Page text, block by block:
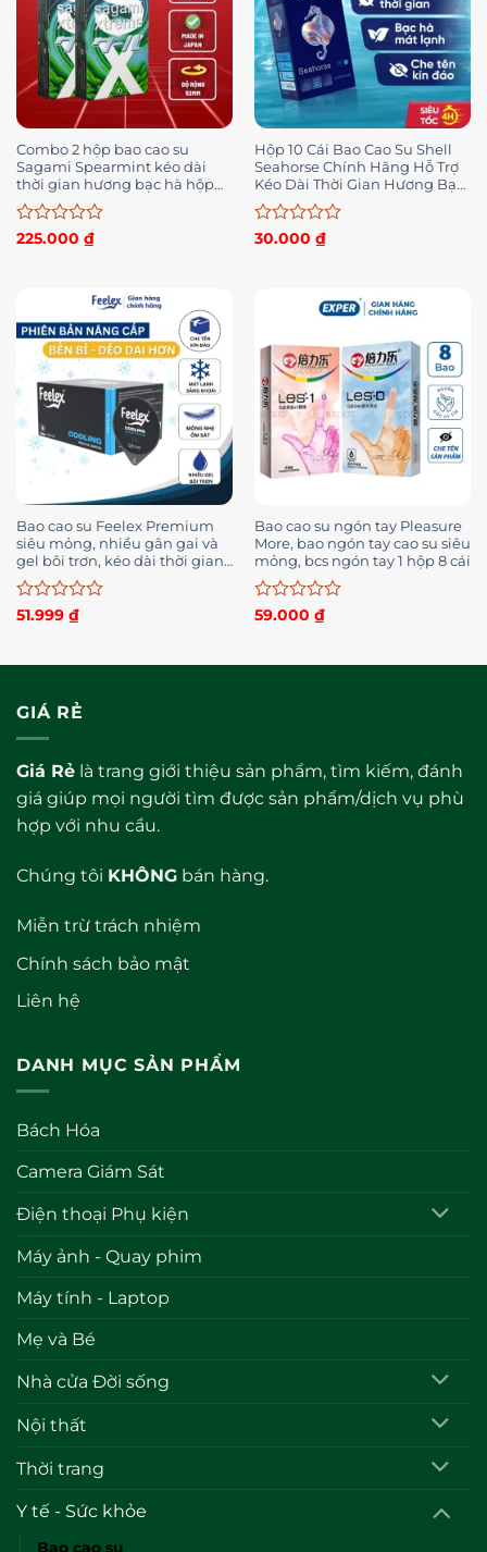
Combo 2 hộp bao cao su
Sagami Spearmint kéo dài
thời gian hương bạc hà hộp
10c
Được
sao
225.000 ₫
Hộp 10 Cái Bao Cao Su Shell
Seahorse Chính Hãng Hỗ Trợ
Kéo Dài Thời Gian Hương Bạc
Hà The Mát
Được
30.000 ₫
Bao cao su Feelex Premium
siêu mỏng, nhiều gân gai và
gel bôi trơn, kéo dài thời gian,
bản cao cấp hộp 10 bcs
Được
0
51.999 ₫
Bao cao su ngón tay Pleasure
More, bao ngón tay cao su siêu
mỏng, bcs ngón tay 1 hộp 8 cái
Được
0
59.000 ₫
GIÁ RẺ
Giá Rẻ là trang giới thiệu sản phẩm, tìm kiếm, đánh
giá giúp mọi người tìm được sản phẩm/dịch vụ phù
hợp với nhu cầu.
Chúng tôi KHÔNG bán hàng.
Miễn trừ trách nhiệm
Chính sách bảo mật
Liên hệ
DANH MỤC SẢN PHẨM
Bách Hóa
Camera Giám Sát
Điện thoại Phụ kiện
Máy ảnh - Quay phim
Máy tính - Laptop
Mẹ và Bé
Nhà cửa Đời sống
Nội thất
Thời trang
Y tế - Sức khỏe
Bao cao su